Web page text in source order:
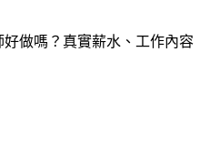
好做嗎？真實薪水、工作內容